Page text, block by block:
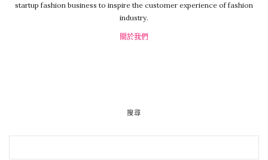
startup fashion business to inspire the customer experience of fashion
industry.
關於我們
搜尋